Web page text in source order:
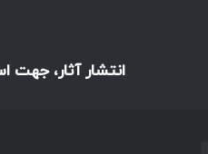
انتشار آثار، جهت